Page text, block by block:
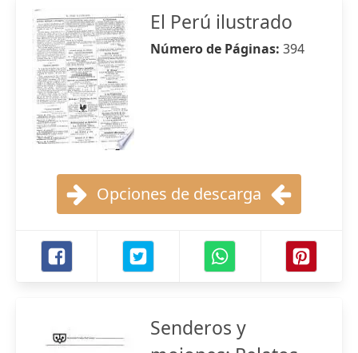
El Perú ilustrado
Número de Páginas: 394
Opciones de descarga
Senderos y